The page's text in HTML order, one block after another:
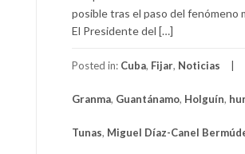
posible tras el paso del fenómeno
El Presidente del […]
Posted in: Cuba, Fijar, Noticias
Granma, Guantánamo, Holguín,
Tunas, Miguel Díaz-Canel